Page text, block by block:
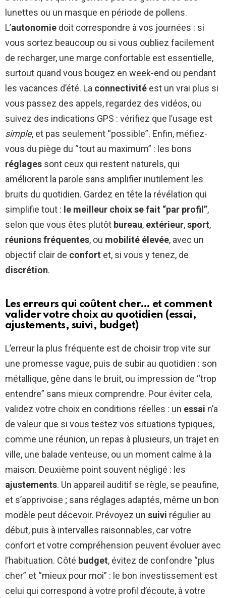
lunettes ou un masque en période de pollens.
L’autonomie doit correspondre à vos journées : si
vous sortez beaucoup ou si vous oubliez facilement
de recharger, une marge confortable est essentielle,
surtout quand vous bougez en week-end ou pendant
les vacances d’été. La connectivité est un vrai plus si
vous passez des appels, regardez des vidéos, ou
suivez des indications GPS : vérifiez que l’usage est
simple, et pas seulement “possible”. Enfin, méfiez-
vous du piège du “tout au maximum” : les bons
réglages sont ceux qui restent naturels, qui
améliorent la parole sans amplifier inutilement les
bruits du quotidien. Gardez en tête la révélation qui
simplifie tout : le meilleur choix se fait “par profil”,
selon que vous êtes plutôt bureau, extérieur,sport,
réunions fréquentes, ou mobilité élevée, avec un
objectif clair de confort et, si vous y tenez, de
discrétion.
Les erreurs qui coûtent cher… et comment
valider votre choix au quotidien (essai,
ajustements, suivi, budget)
L’erreur la plus fréquente est de choisir trop vite sur
une promesse vague, puis de subir au quotidien : son
métallique, gêne dans le bruit, ou impression de “trop
entendre” sans mieux comprendre. Pour éviter cela,
validez votre choix en conditions réelles : un essai n’a
de valeur que si vous testez vos situations typiques,
comme une réunion, un repas à plusieurs, un trajet en
ville, une balade venteuse, ou un moment calme à la
maison. Deuxième point souvent négligé : les
ajustements. Un appareil auditif se règle, se peaufine,
et s’apprivoise ; sans réglages adaptés, même un bon
modèle peut décevoir. Prévoyez un suivi régulier au
début, puis à intervalles raisonnables, car votre
confort et votre compréhension peuvent évoluer avec
l’habituation. Côté budget, évitez de confondre “plus
cher” et “mieux pour moi” : le bon investissement est
celui qui correspond à votre profil d’écoute, à votre